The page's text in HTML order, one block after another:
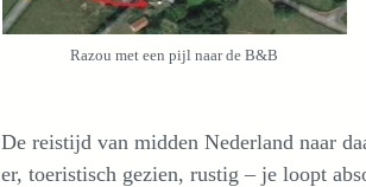
Razou met een pijl naar de B&B
De reistijd van midden Nederland naar
er, toeristisch gezien, rustig – je loopt